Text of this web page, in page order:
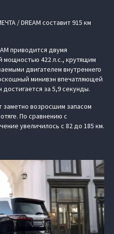
/ DREAM составит 915 км
приводится двумя
мощностью 422 л.с., крутящим
двигателем внутреннего
минивэн впечатляющей
за 5,9 секунды.
заметно возросшим запасом
По сравнению с
увеличилось с 82 до 185 км.